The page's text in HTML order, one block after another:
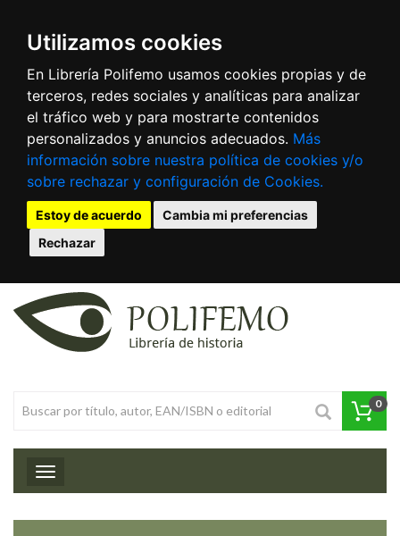
Utilizamos cookies
En Librería Polifemo usamos cookies propias y de
terceros, redes sociales y analíticas para analizar
el tráfico web y para mostrarte contenidos
personalizados y anuncios adecuados. Más
información sobre nuestra política de cookies y/o
sobre rechazar y configuración de Cookies.
Estoy de acuerdo
Cambia mi preferencias
Rechazar
0
Toggle navigation